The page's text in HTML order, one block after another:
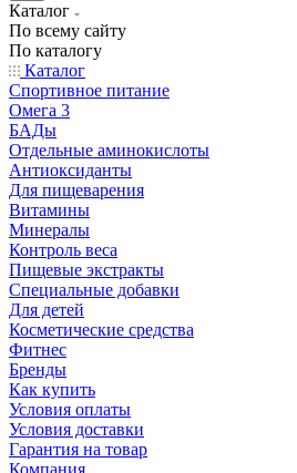
Каталог
По всему сайту
По каталогу
Каталог
Спортивное питание
Омега 3
БАДы
Отдельные аминокислоты
Антиоксиданты
Для пищеварения
Витамины
Минералы
Контроль веса
Пищевые экстракты
Специальные добавки
Для детей
Косметические средства
Фитнес
Бренды
Как купить
Условия оплаты
Условия доставки
Гарантия на товар
Компания